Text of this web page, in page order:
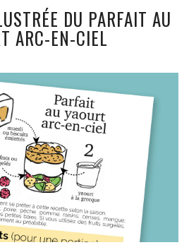
DU PARFAIT AU
ARC-EN-CIEL